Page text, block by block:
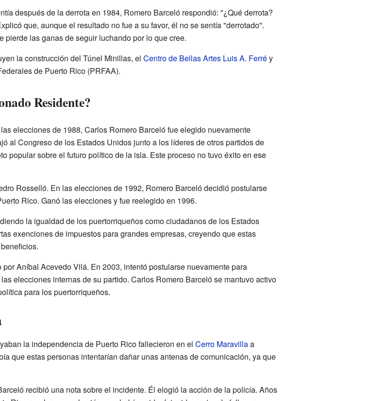
después de la derrota en 1984, Romero Barceló respondió: "¿Qué derrota?
que, aunque el resultado no fue a su favor, él no se sentía "derrotado".
pierde las ganas de seguir luchando por lo que cree.
la construcción del Túnel Minillas, el Centro de Bellas Artes Luis A. Ferréy
de Puerto Rico (PRFAA).
Residente?
elecciones de 1988, Carlos Romero Barceló fue elegido nuevamente
al Congreso de los Estados Unidos junto a los líderes de otros partidos de
popular sobre el futuro político de la isla. Este proceso no tuvo éxito en ese
Rosselló. En las elecciones de 1992, Romero Barceló decidió postularse
Rico. Ganó las elecciones y fue reelegido en 1996.
la igualdad de los puertorriqueños como ciudadanos de los Estados
exenciones de impuestos para grandes empresas, creyendo que estas
Aníbal Acevedo Vilá. En 2003, intentó postularse nuevamente para
elecciones internas de su partido. Carlos Romero Barceló se mantuvo activo
para los puertorriqueños.
la independencia de Puerto Rico fallecieron en el Cerro Maravillaa
que estas personas intentarían dañar unas antenas de comunicación, ya que
recibió una nota sobre el incidente. Él elogió la acción de la policía. Años